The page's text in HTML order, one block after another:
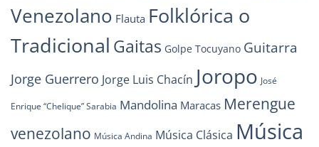
Venezolano Flauta Folklórica o
Tradicional Gaitas Golpe Tocuyano Guitarra
Jorge Guerrero Jorge Luis Chacín Joropo José
Enrique “Chelique” Sarabia Mandolina Maracas Merengue
venezolano Música Andina Música Clásica Música